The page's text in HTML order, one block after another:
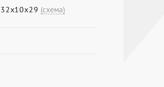
32х10х29 (схема)